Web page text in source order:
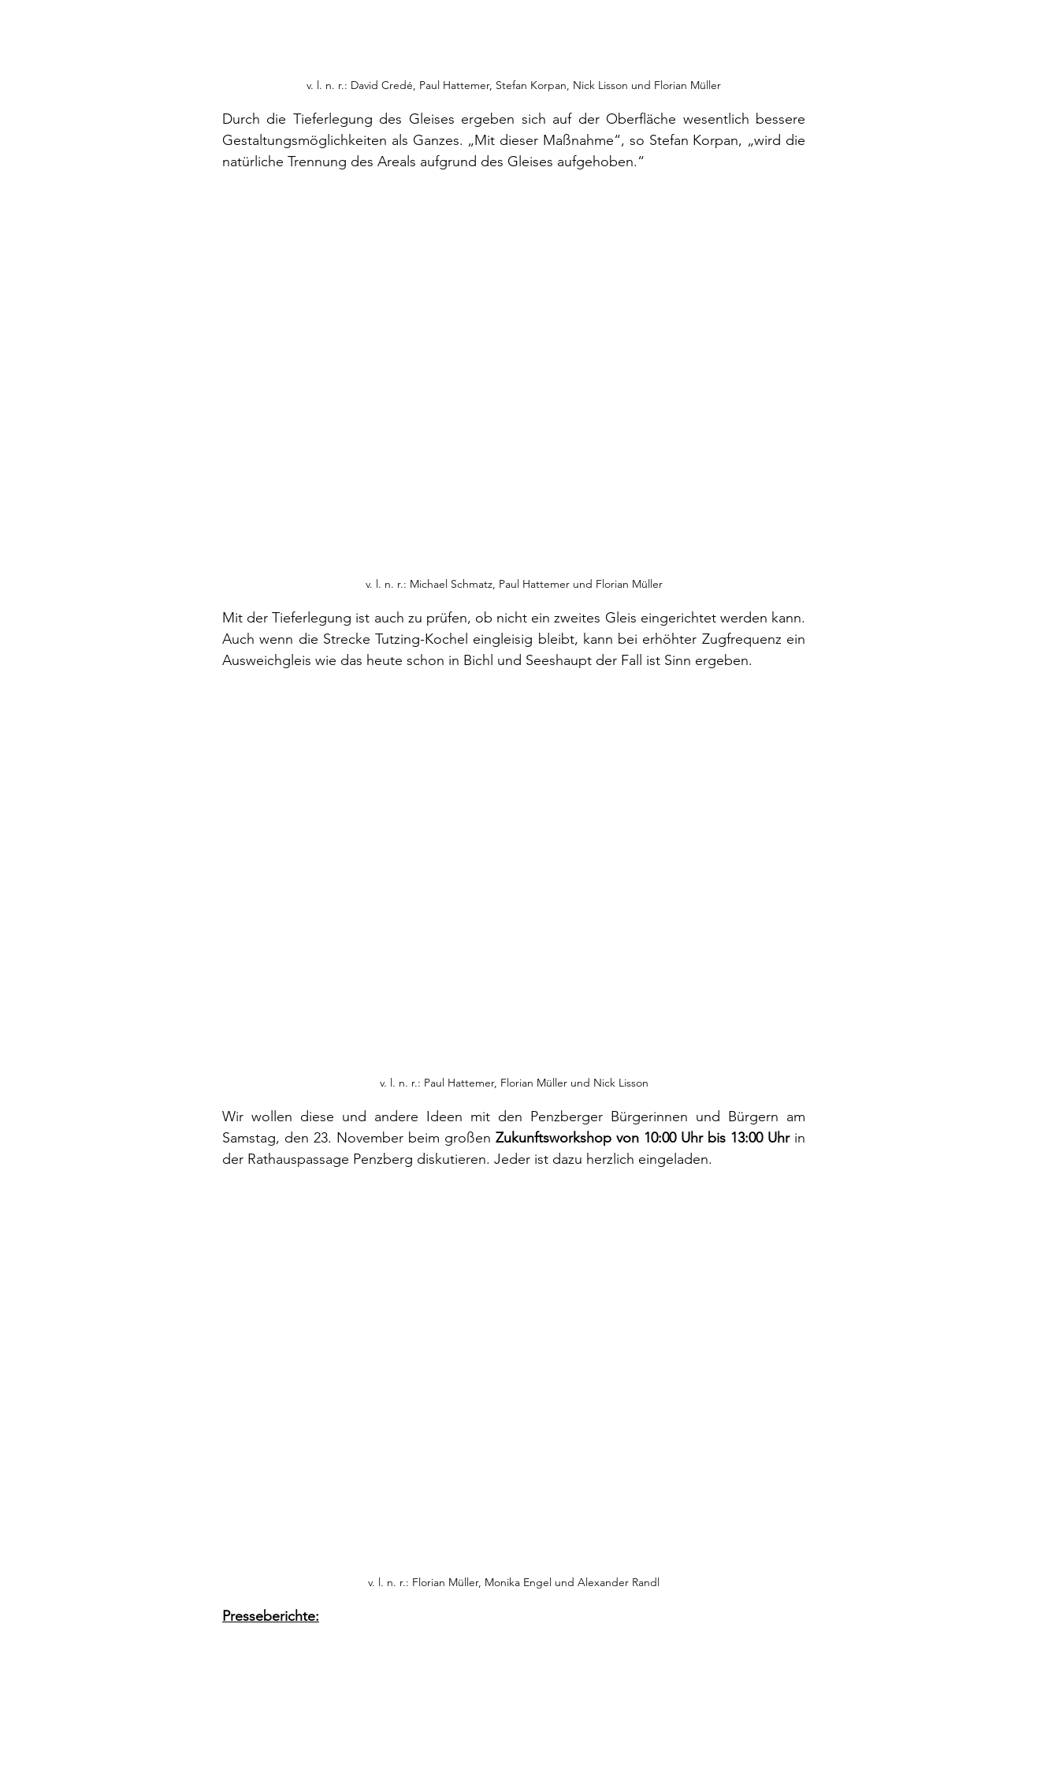
v. l. n. r.: David Credé, Paul Hattemer, Stefan Korpan, Nick Lisson und Florian Müller
Durch die Tieferlegung des Gleises ergeben sich auf der Oberfläche wesentlich bessere
Gestaltungsmöglichkeiten als Ganzes. „Mit dieser Maßnahme“, so Stefan Korpan, „wird die
natürliche Trennung des Areals aufgrund des Gleises aufgehoben.“
v. l. n. r.: Michael Schmatz, Paul Hattemer und Florian Müller
Mit der Tieferlegung ist auch zu prüfen, ob nicht ein zweites Gleis eingerichtet werden kann.
Auch wenn die Strecke Tutzing-Kochel eingleisig bleibt, kann bei erhöhter Zugfrequenz ein
Ausweichgleis wie das heute schon in Bichl und Seeshaupt der Fall ist Sinn ergeben.
v. l. n. r.: Paul Hattemer, Florian Müller und Nick Lisson
Wir wollen diese und andere Ideen mit den Penzberger Bürgerinnen und Bürgern am
Samstag, den 23. November beim großen Zukunftsworkshop von 10:00 Uhr bis 13:00 Uhr in
der Rathauspassage Penzberg diskutieren. Jeder ist dazu herzlich eingeladen.
v. l. n. r.: Florian Müller, Monika Engel und Alexander Randl
Presseberichte: